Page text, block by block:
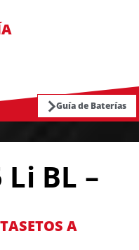
Guía de Baterías
Li BL –
A